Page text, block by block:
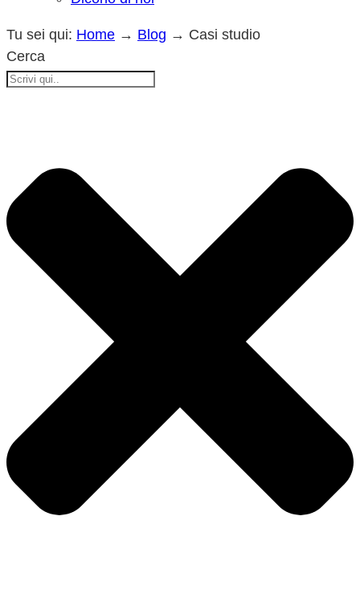
Tu sei qui: Home → Blog → Casi studio
Cerca